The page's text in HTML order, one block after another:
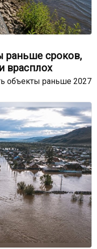
раньше сроков,
врасплох
объекты раньше 2027